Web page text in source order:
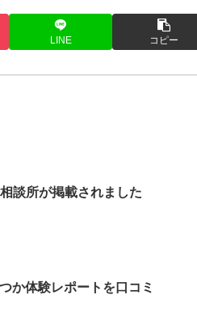
LINE コピー
談所が掲載されました
か体験レポートを口コミ